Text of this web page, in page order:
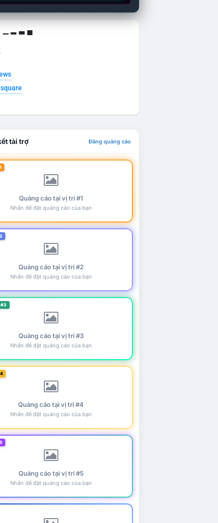
▁ ▂ ▃ ▄
tài trợ Đăng quảng cáo
Quảng cáo tại vị trí #1
Nhấn để đặt quảng cáo của bạn
Quảng cáo tại vị trí #2
Nhấn để đặt quảng cáo của bạn
Quảng cáo tại vị trí #3
Nhấn để đặt quảng cáo của bạn
Quảng cáo tại vị trí #4
Nhấn để đặt quảng cáo của bạn
Quảng cáo tại vị trí #5
Nhấn để đặt quảng cáo của bạn